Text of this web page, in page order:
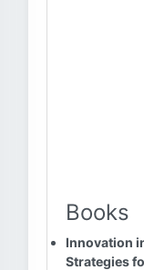
Books
Innovation
Strategies